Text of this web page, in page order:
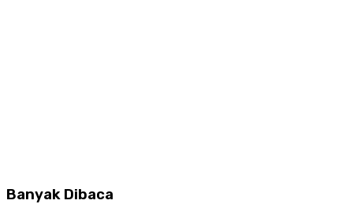
Banyak Dibaca